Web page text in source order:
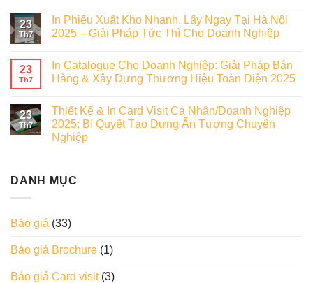
23
Th7
In Phiếu Xuất Kho Nhanh, Lấy Ngay Tại Hà Nội
2025 – Giải Pháp Tức Thì Cho Doanh Nghiệp
23
Th7
In Catalogue Cho Doanh Nghiệp: Giải Pháp Bán
Hàng & Xây Dựng Thương Hiệu Toàn Diện 2025
23
Th7
Thiết Kế & In Card Visit Cá Nhân/Doanh Nghiệp
2025: Bí Quyết Tạo Dựng Ấn Tượng Chuyên
Nghiệp
DANH MỤC
Báo giá (33)
Báo giá Brochure (1)
Báo giá Card visit(3)